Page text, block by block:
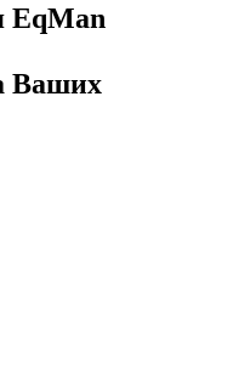
EqMan
Ваших